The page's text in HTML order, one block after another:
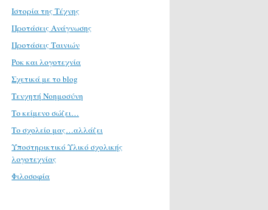
Ιστορία της Τέχνης
Προτάσεις Ανάγνωσης
Προτάσεις Ταινιών
Ροκ και λογοτεχνία
Σχετικά με το blog
Τενχητή Νοημοσύνη
Το κείμενο σώζει…
Το σχολείο μας…αλλάζει
Υποστηρικτικό Υλικό σχολικής
λογοτεχνίας
Φιλοσοφία